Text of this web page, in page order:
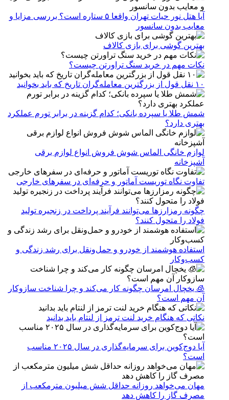
آیا هتل نور حیات تهران واقعا ۵ ستاره است؟ بررسی مزایا و
معایب بدون سانسور
بهترین گوشی برای بازی کالاف
نکات مهم در خرید سنگ تراورتن چیست؟
۱۰ نقل قول از بزرگترین معامله‌گران تاریخ که باید بخوانید
شمش طلا یا سپرده بانکی؛ کدام گزینه در برابر تورم عملکرد
بهتری دارد؟
لوازم خانگی الماس شوش فروش انواع لوازم برقی
آشپزخانه
تفاوت نگاه توریست آماتور و حرفه‌ای در سفرهای خارجی
چگونه رمزارزها می‌توانند فرآیند پرداخت در زنجیره تولید
فولاد را متحول کنند؟
استفاده هوشمند از خودرو و حمل‌ونقل برای رشد زندگی و
کسب‌وکار
🧊 یخچال امرسان چگونه کار می‌کند و چرا شناخت سازوکار
آن مهم است؟
نکاتی که هنگام خرید لنت ترمز از لنتام باید بدانید
آیا دوج‌کوین برای سرمایه‌گذاری در سال ۲۰۲۵ مناسب
است؟
مهان می‌خواهد روزانه حداقل شش میلیون مترمکعب از
مصرف گاز را کاهش دهد